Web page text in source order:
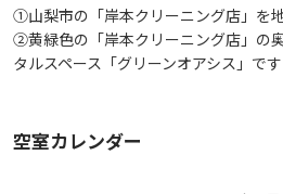
①山梨市の「岸本クリーニング店」を
②黄緑色の「岸本クリーニング店」の
タルスペース「グリーンオアシス」です
空室カレンダー